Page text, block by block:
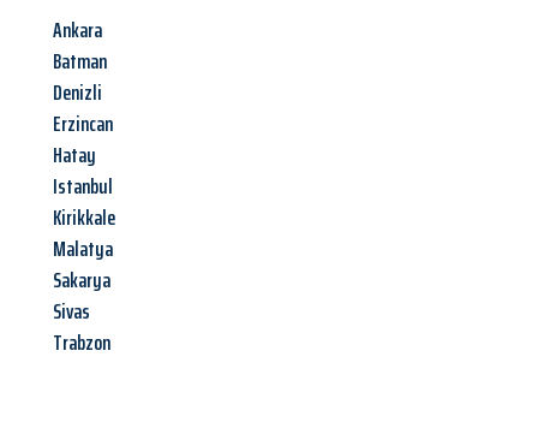
Ankara
Batman
Denizli
Erzincan
Hatay
Istanbul
Kirikkale
Malatya
Sakarya
Sivas
Trabzon